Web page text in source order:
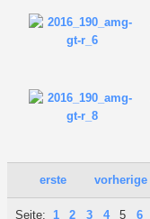
erste vorherige
Seite: 1 2 3 4 5 6